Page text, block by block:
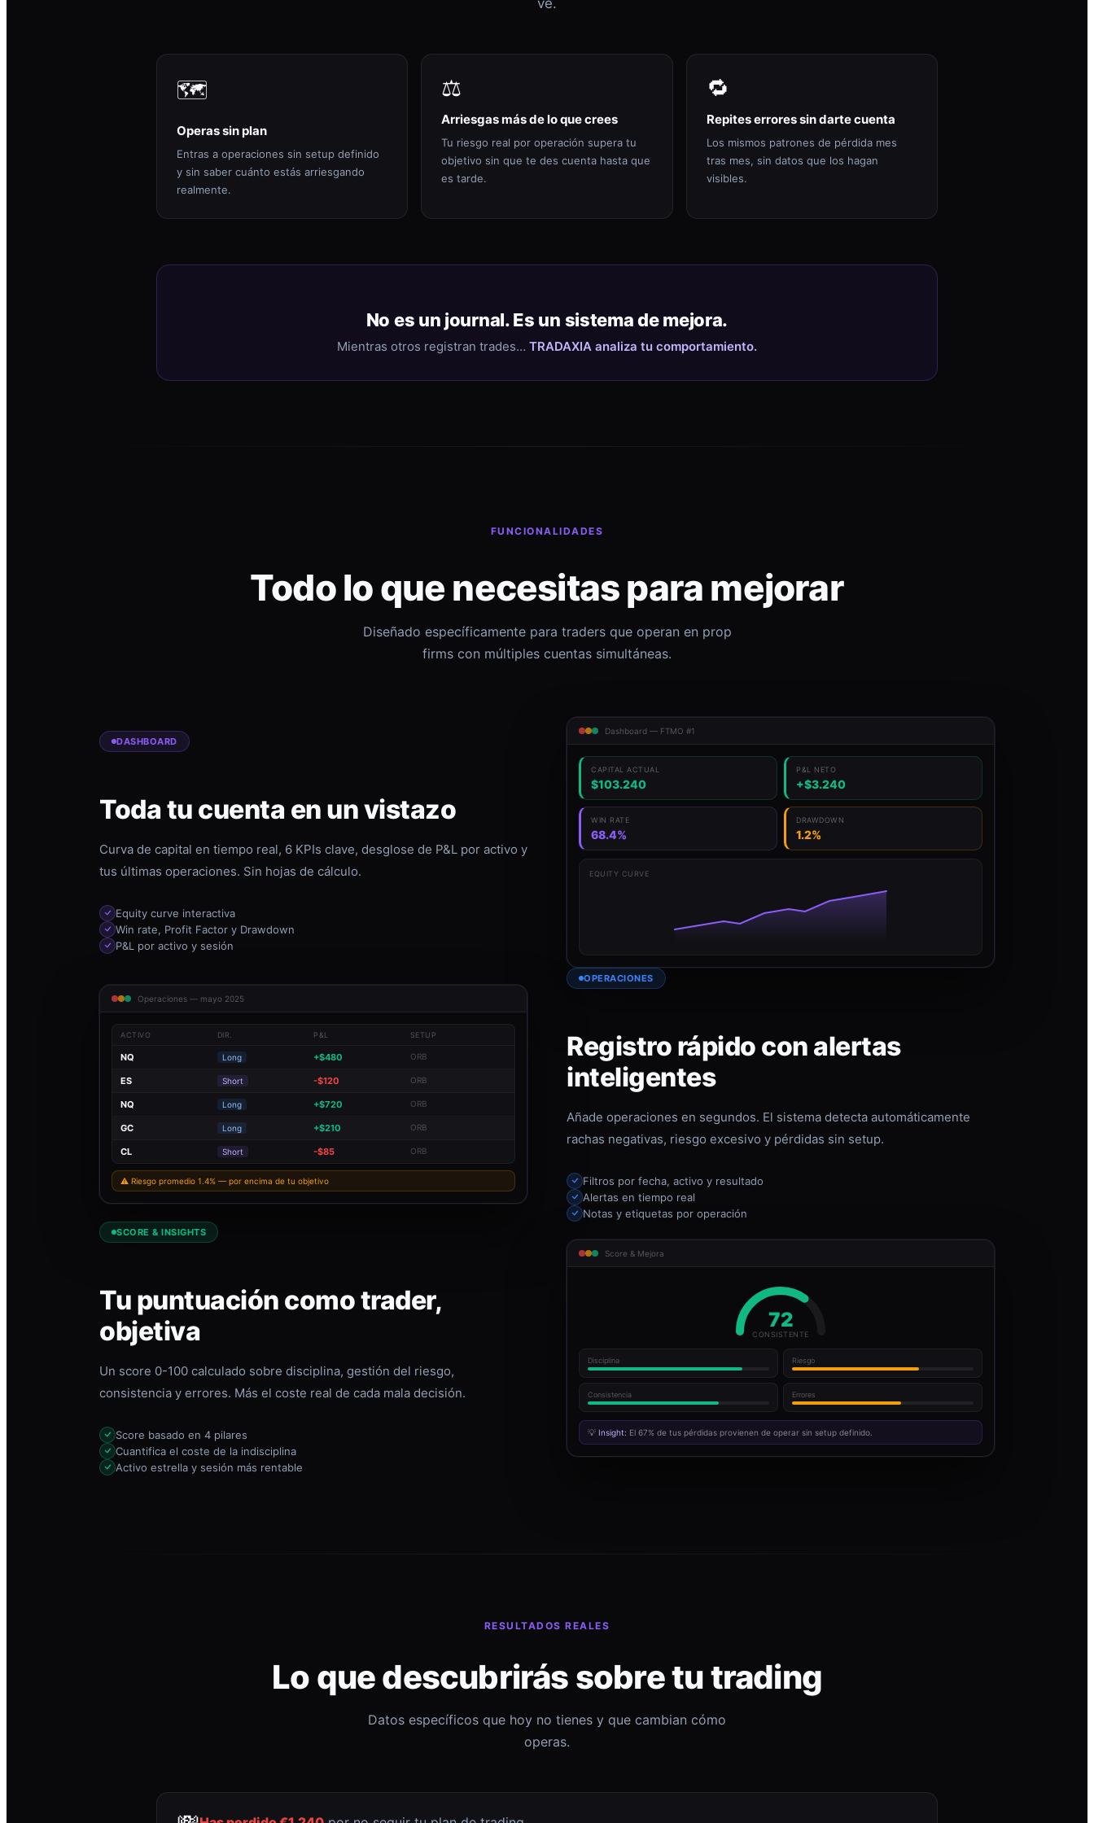
ve.
🗺️
Operas sin plan
Entras a operaciones sin setup definido
y sin saber cuánto estás arriesgando
realmente.
⚖️
Arriesgas más de lo que crees
Tu riesgo real por operación supera tu
objetivo sin que te des cuenta hasta que
es tarde.
🔁
Repites errores sin darte cuenta
Los mismos patrones de pérdida mes
tras mes, sin datos que los hagan
visibles.
No es un journal. Es un sistema de mejora.
Mientras otros registran trades… TRADAXIA analiza tu comportamiento.
FUNCIONALIDADES
Todo lo que necesitas para mejorar
Diseñado específicamente para traders que operan en prop
firms con múltiples cuentas simultáneas.
DASHBOARD
Toda tu cuenta en un vistazo
Curva de capital en tiempo real, 6 KPIs clave, desglose de P&L por activo y
tus últimas operaciones. Sin hojas de cálculo.
Equity curve interactiva
Win rate, Profit Factor y Drawdown
P&L por activo y sesión
Dashboard — FTMO #1
CAPITAL ACTUAL
$103.240
P&L NETO
+$3.240
WIN RATE
68.4%
DRAWDOWN
1.2%
EQUITY CURVE
Operaciones — mayo 2025
ACTIVO DIR. P&L SETUP
NQ Long +$480 ORB
ES Short -$120 ORB
NQ Long +$720 ORB
GC Long +$210 ORB
CL Short -$85 ORB
⚠ Riesgo promedio 1.4% — por encima de tu objetivo
OPERACIONES
Registro rápido con alertas
inteligentes
Añade operaciones en segundos. El sistema detecta automáticamente
rachas negativas, riesgo excesivo y pérdidas sin setup.
Filtros por fecha, activo y resultado
Alertas en tiempo real
Notas y etiquetas por operación
SCORE & INSIGHTS
Tu puntuación como trader,
objetiva
Un score 0-100 calculado sobre disciplina, gestión del riesgo,
consistencia y errores. Más el coste real de cada mala decisión.
Score basado en 4 pilares
Cuantifica el coste de la indisciplina
Activo estrella y sesión más rentable
Score & Mejora
72
CONSISTENTE
Disciplina Riesgo
Consistencia Errores
💡 Insight: El 67% de tus pérdidas provienen de operar sin setup definido.
RESULTADOS REALES
Lo que descubrirás sobre tu trading
Datos específicos que hoy no tienes y que cambian cómo
operas.